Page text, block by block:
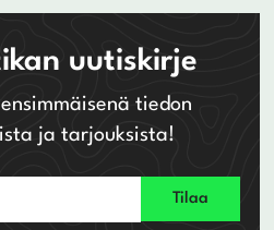
uutiskirje
tiedon
ja tarjouksista!